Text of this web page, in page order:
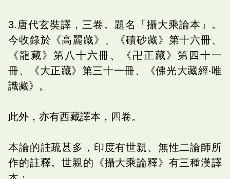
3.唐代玄奘譯，三卷。題名「攝大乘論本」。
今收錄於《高麗藏》、《磧砂藏》第十六冊、
《龍藏》第八十六冊、《卍正藏》第四十一
冊、《大正藏》第三十一冊、《佛光大藏經‧唯
識藏》。
此外，亦有西藏譯本，四卷。
本論的註疏甚多，印度有世親、無性二論師所
作的註釋。世親的《攝大乘論釋》有三種漢譯